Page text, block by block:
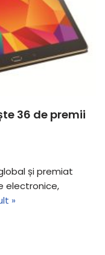
36 de premii
și premiat
electronice,
»